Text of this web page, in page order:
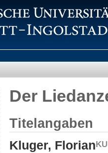
Der
Titelangaben
Kluger, Florian